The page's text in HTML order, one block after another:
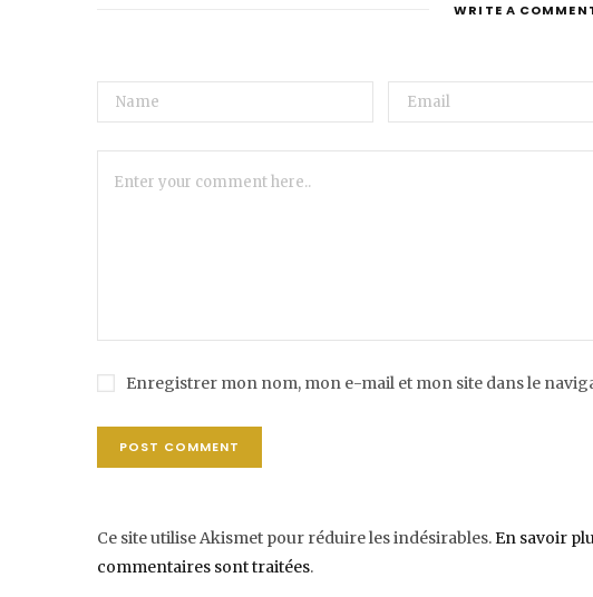
WRITE A
Enregistrer mon nom, mon e-mail et mon site dans le
Ce site utilise Akismet pour réduire les indésirables.En savoir
commentaires sont traitées.